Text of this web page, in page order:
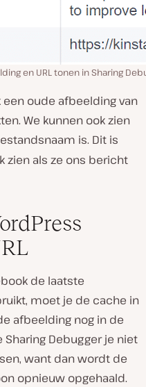
en URL tonen in Sharing
een oude afbeelding van
We kunnen ook zien
is. Dit is
zien als ze ons bericht
de laatste
moet je de cache in
afbeelding nog in de
Sharing Debugger je niet
want dan wordt de
opnieuw opgehaald.